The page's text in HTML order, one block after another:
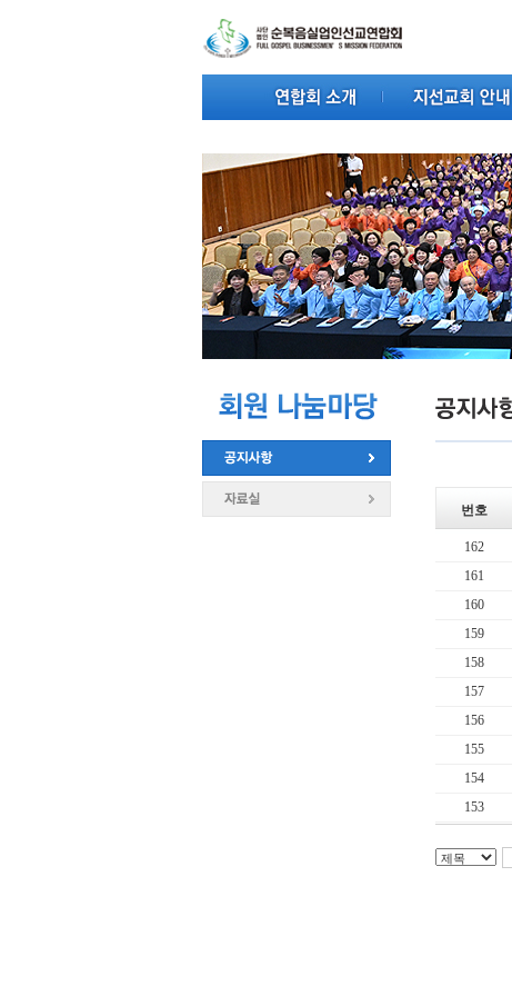
번호
162
161
160
159
158
157
156
155
154
153